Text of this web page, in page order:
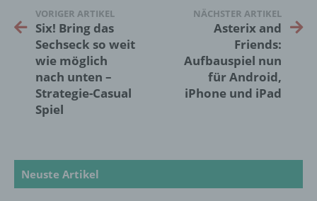
VORIGER ARTIKEL
Six! Bring das
Sechseck so weit
wie möglich
nach unten –
Strategie-Casual
Spiel
NÄCHSTER ARTIKEL
Asterix and
Friends:
Aufbauspiel nun
für Android,
iPhone und iPad
Neuste Artikel
Lage, Gesundheit, persönlicher Vorlieben,
Interessen, Zuverlässigkeit, Verhalten,
Aufenthaltsort oder Ortswechsel dieser
natürlichen Person zu analysieren oder
vorherzusagen.
f) Pseudonymisierung
personenbezogener Daten in einer Weise,
auf welche die personenbezogenen Daten
ohne Hinzuziehung zusätzlicher